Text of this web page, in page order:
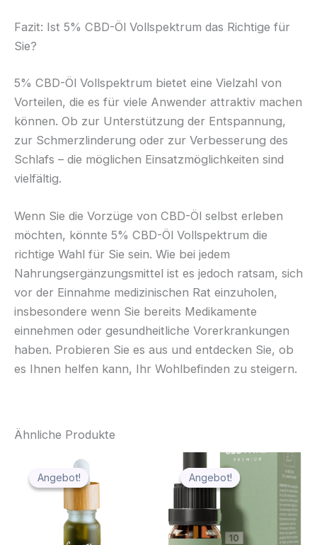
Fazit: Ist 5% CBD-Öl Vollspektrum das Richtige für
Sie?
5% CBD-Öl Vollspektrum bietet eine Vielzahl von
Vorteilen, die es für viele Anwender attraktiv machen
können. Ob zur Unterstützung der Entspannung,
zur Schmerzlinderung oder zur Verbesserung des
Schlafs – die möglichen Einsatzmöglichkeiten sind
vielfältig.
Wenn Sie die Vorzüge von CBD-Öl selbst erleben
möchten, könnte 5% CBD-Öl Vollspektrum die
richtige Wahl für Sie sein. Wie bei jedem
Nahrungsergänzungsmittel ist es jedoch ratsam, sich
vor der Einnahme medizinischen Rat einzuholen,
insbesondere wenn Sie bereits Medikamente
einnehmen oder gesundheitliche Vorerkrankungen
haben. Probieren Sie es aus und entdecken Sie, ob
es Ihnen helfen kann, Ihr Wohlbefinden zu steigern.
Ähnliche Produkte
Angebot!
Angebot!
Ursprünglicher
Preis
war:
€69.90
ist:
€64.90.
Angebot!
Angebot!
Ursprünglicher
Preis
war:
Aktueller
Preis
ist: